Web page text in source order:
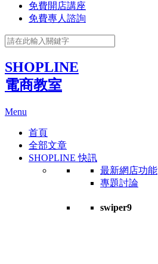
免費開店講座
免費專人諮詢
SHOPLINE
電商教室
Menu
首頁
全部文章
SHOPLINE 快訊
最新網店功能
專題討論
swiper9